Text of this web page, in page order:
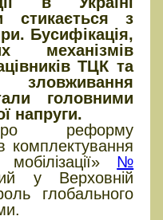
стикається з
Бусифікація,
механізмів
ТЦК та
головними
напруги.
реформу
комплектування
№
у Верховній
глобального